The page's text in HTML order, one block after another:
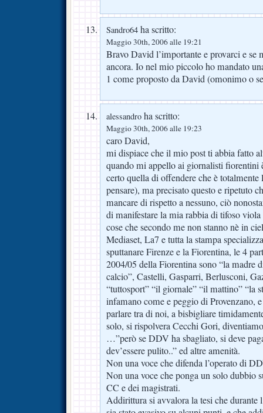
Sandro64 ha scritto:
Maggio 30th, 2006 alle 19:21
Bravo David l’importante e provarci e se
ancora. Io nel mio piccolo ho mandato
1 come proposto da David (omonimo o
alessandro ha scritto:
Maggio 30th, 2006 alle 19:23
caro David,
mi dispiace che il mio post ti abbia fatto
quando mi appello ai giornalisti fiorentini
certo quella di offendere che è
pensare), ma precisato questo e ripetuto
mancare di rispetto a nessuno, ciò
di manifestare la mia rabbia di tifoso viola
cose che secondo me non stanno nè in
Mediaset, La7 e tutta la stampa
sputtanare Firenze e la Fiorentina, le 4
2004/05 della Fiorentina sono “la madre
calcio”, Castelli, Gasparri, Berlusconi,
“tuttosport” “il giornale” “il mattino” “la
infamano come e peggio di Provenzano,
parlare tra di noi, a bisbigliare
solo, si rispolvera Cecchi Gori,
…”però se DDV ha sbagliato, si deve
dev’essere pulito..” ed altre amenità.
Non una voce che difenda l’operato di
Non una voce che ponga un solo dubbio
CC e dei magistrati.
Addirittura si avvalora la tesi che